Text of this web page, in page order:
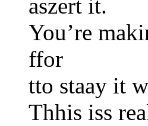
aszert it.
You’re
ffor
tto staay it
Thhis iss